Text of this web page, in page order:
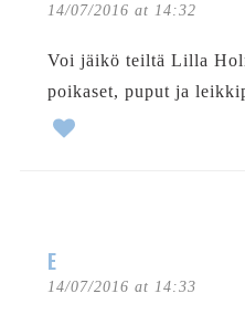
14/07/2016 at 14:32
Voi jäikö teiltä Lilla
poikaset, puput ja
E
14/07/2016 at 14:33